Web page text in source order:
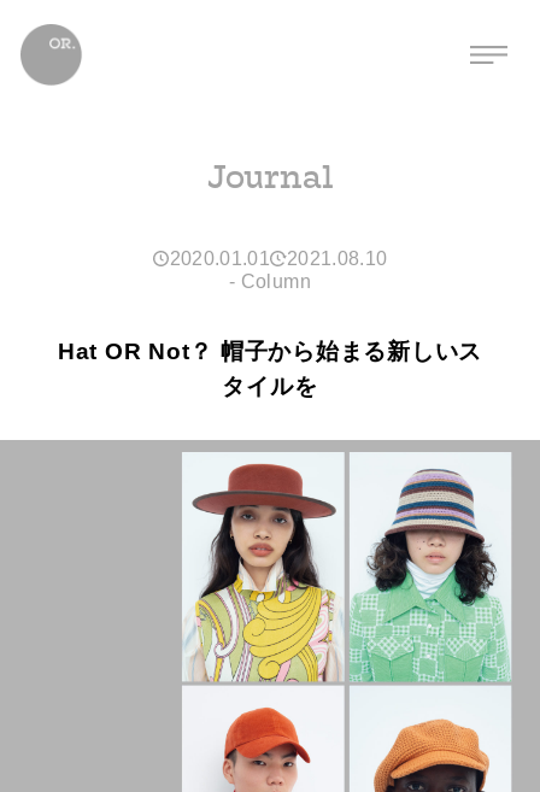
Journal
2020.01.01
2021.08.10
- Column
Hat OR Not？ 帽子から始まる新しいス
タイルを